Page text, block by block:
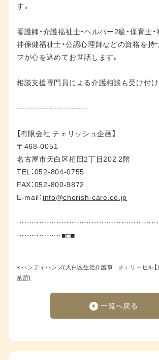
す。
看護師・介護福祉士・ヘルパー2級・保育士
神保健福祉士・公認心理師などの資格を持
フが心を込めてお世話します。
相談支援専門員による介護相談も受け付け
-------------------------
【有限会社 チェリッシュ企画】
〒468-0051
名古屋市天白区植田2丁目202 2階
TEL：052-804-0755
FAX：052-800-9872
E-mail： info@cherish-care.co.jp
………………■□■
«ハンディハンズ(天白区生活介護事
業所)
チェリーヒル
一覧へ戻る